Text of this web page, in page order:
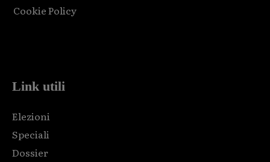
Cookie Policy
Link utili
Elezioni
Speciali
Dossier